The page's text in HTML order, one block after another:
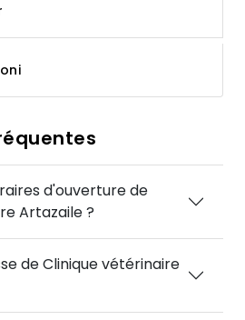
d'ouverture de
Artazaile ?
de Clinique vétérinaire